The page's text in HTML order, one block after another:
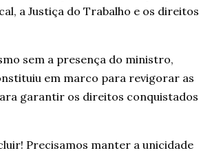
a Justiça do Trabalho e os direitos
sem a presença do ministro,
em marco para revigorar as
garantir os direitos conquistados
Precisamos manter a unicidade